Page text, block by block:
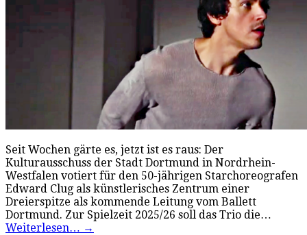
Seit Wochen gärte es, jetzt ist es raus: Der
Kulturausschuss der Stadt Dortmund in Nordrhein-
Westfalen votiert für den 50-jährigen Starchoreografen
Edward Clug als künstlerisches Zentrum einer
Dreierspitze als kommende Leitung vom Ballett
Dortmund. Zur Spielzeit 2025/26 soll das Trio die…
Weiterlesen… →